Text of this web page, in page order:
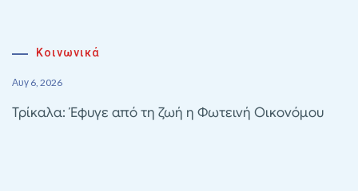
Κοινωνικά
Αυγ 6, 2026
Τρίκαλα: Έφυγε από τη ζωή η Φωτεινή Οικονόμου